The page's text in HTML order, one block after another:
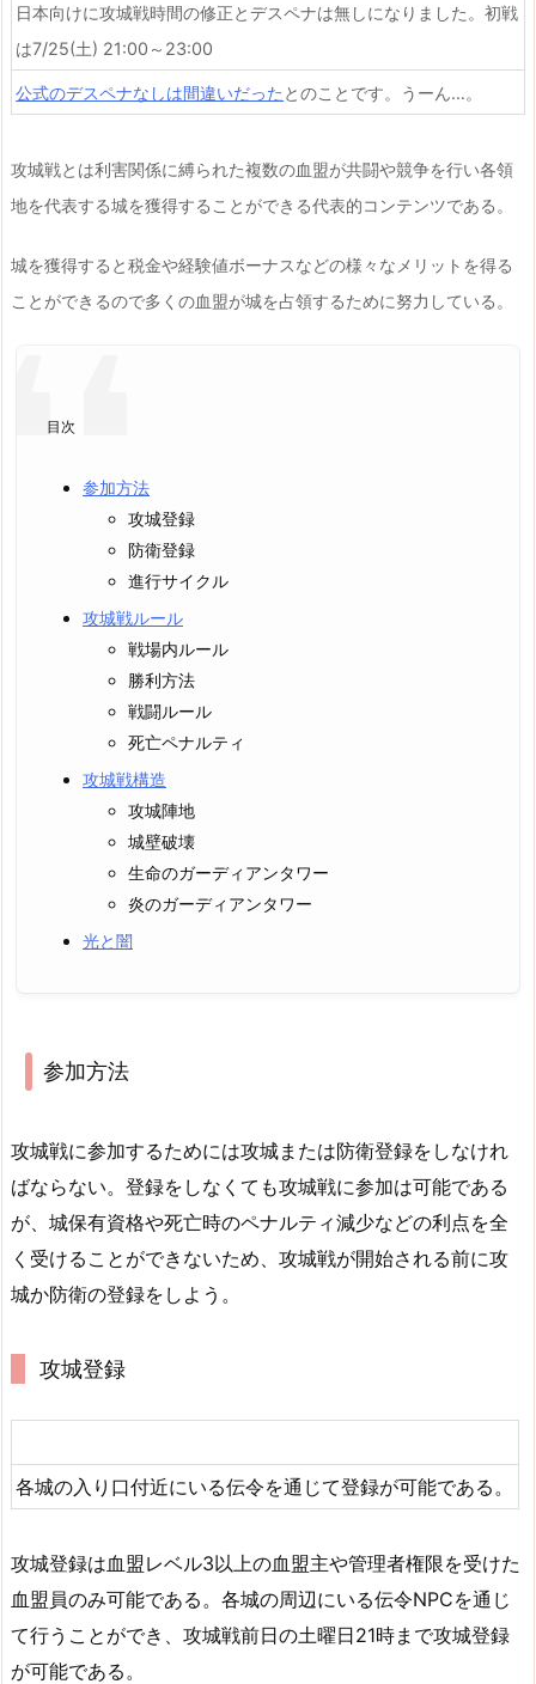
日本向けに攻城戦時間の修正とデスペナは無しになりました。初戦
は7/25(土) 21:00～23:00
公式のデスペナなしは間違いだった とのことです。うーん…。
攻城戦とは利害関係に縛られた複数の血盟が共闘や競争を行い各領
地を代表する城を獲得することができる代表的コンテンツである。
城を獲得すると税金や経験値ボーナスなどの様々なメリットを得る
ことができるので多くの血盟が城を占領するために努力している。
目次
参加方法
攻城登録
防衛登録
進行サイクル
攻城戦ルール
戦場内ルール
勝利方法
戦闘ルール
死亡ペナルティ
攻城戦構造
攻城陣地
城壁破壊
生命のガーディアンタワー
炎のガーディアンタワー
光と闇
参加方法
攻城戦に参加するためには攻城または防衛登録をしなけれ
ばならない。登録をしなくても攻城戦に参加は可能である
が、城保有資格や死亡時のペナルティ減少などの利点を全
く受けることができないため、攻城戦が開始される前に攻
城か防衛の登録をしよう。
攻城登録
各城の入り口付近にいる伝令を通じて登録が可能である。
攻城登録は血盟レベル3以上の血盟主や管理者権限を受けた
血盟員のみ可能である。各城の周辺にいる伝令NPCを通じ
て行うことができ、攻城戦前日の土曜日21時まで攻城登録
が可能である。